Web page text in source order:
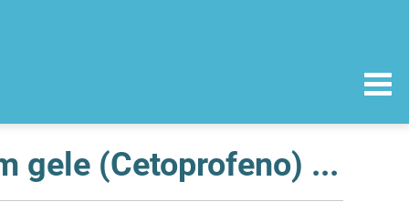
Reintrodução no mercado do medicamento Fastum gele (Cetoprofeno) 25mg/g